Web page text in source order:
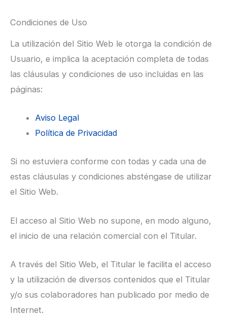
Condiciones de Uso
La utilización del Sitio Web le otorga la condición de
Usuario, e implica la aceptación completa de todas
las cláusulas y condiciones de uso incluidas en las
páginas:
Aviso Legal
Política de Privacidad
Si no estuviera conforme con todas y cada una de
estas cláusulas y condiciones absténgase de utilizar
el Sitio Web.
El acceso al Sitio Web no supone, en modo alguno,
el inicio de una relación comercial con el Titular.
A través del Sitio Web, el Titular le facilita el acceso
y la utilización de diversos contenidos que el Titular
y/o sus colaboradores han publicado por medio de
Internet.